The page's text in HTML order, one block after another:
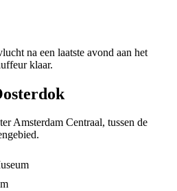
na een laatste avond aan het
klaar.
Amsterdam Centraal, tussen de